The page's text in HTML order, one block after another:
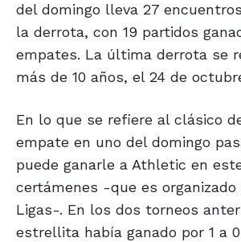
del domingo lleva 27
la derrota, con 19 partidos
empates. La última derrota se
más de 10 años, el 24 de
En lo que se refiere al clásico
empate en uno del domingo
puede ganarle a Athletic en
certámenes -que es organizado
Ligas-. En los dos torneos
estrellita había ganado por 1 a